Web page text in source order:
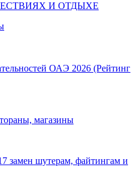
И ОТДЫХЕ
ОАЭ 2026 (Рейтинг
магазины
замен шутерам, файтингам и